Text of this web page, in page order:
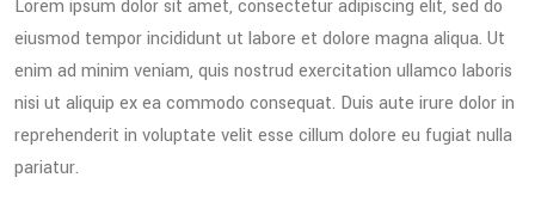
Lorem ipsum dolor sit amet, consectetur adipiscing elit, sed do
eiusmod tempor incididunt ut labore et dolore magna aliqua. Ut
enim ad minim veniam, quis nostrud exercitation ullamco laboris
nisi ut aliquip ex ea commodo consequat. Duis aute irure dolor in
reprehenderit in voluptate velit esse cillum dolore eu fugiat nulla
pariatur.